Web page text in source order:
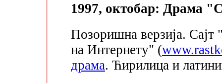
1997, октобар: Драма
Позоришна верзија. Сајт
на Интернету" (
драма. Ћирилица и